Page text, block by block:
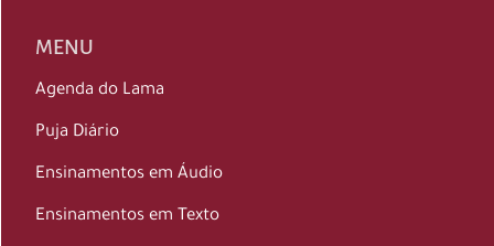
MENU
Agenda do Lama
Puja Diário
Ensinamentos em Áudio
Ensinamentos em Texto